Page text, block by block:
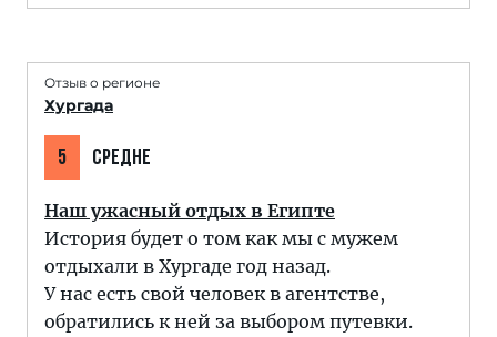
Отзыв о регионе
Хургада
5 СРЕДНЕ
Наш ужасный отдых в Египте
История будет о том как мы с мужем
отдыхали в Хургаде год назад.
У нас есть свой человек в агентстве,
обратились к ней за выбором путевки.